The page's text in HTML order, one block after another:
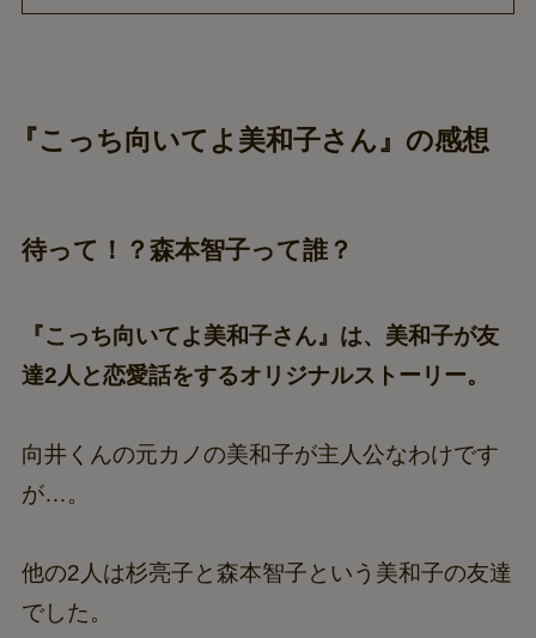
『こっち向いてよ美和子さん』の感想
待って！？森本智子って誰？
『こっち向いてよ美和子さん』は、美和子が友
達2人と恋愛話をするオリジナルストーリー。
向井くんの元カノの美和子が主人公なわけです
が…。
他の2人は杉亮子と森本智子という美和子の友達
でした。